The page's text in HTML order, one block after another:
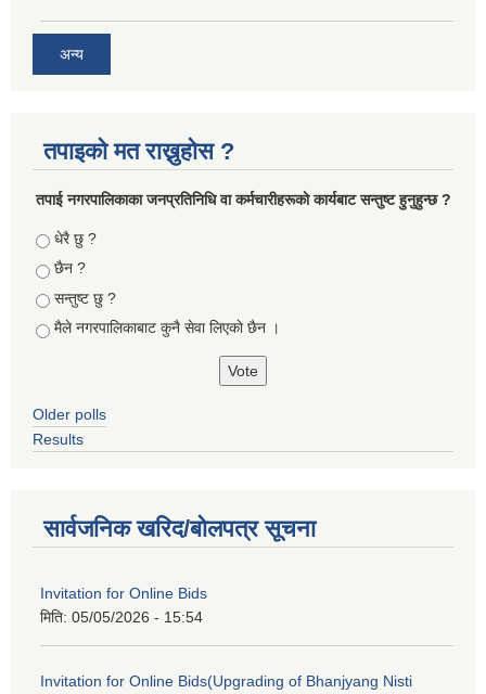
अन्य
तपाइको मत राख्नुहोस ?
तपा‌ई नगरपालिकाका जनप्रतिनिधि वा कर्मचारीहरूकाे कार्यबाट सन्तुष्ट हुनुहुन्छ ?
Choices
धेरै छु ?
छैन ?
सन्तुष्ट छु ?
मैले नगरपालिकाबाट कुनै सेवा लिएकाे छैन ।
Older polls
Results
सार्वजनिक खरिद/बोलपत्र सूचना
Invitation for Online Bids
मिति: 05/05/2026 - 15:54
Invitation for Online Bids(Upgrading of Bhanjyang Nisti